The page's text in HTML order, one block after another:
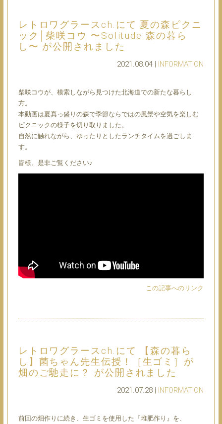
レトロワグラースch.にて 夏の森ピクニ
ック│柴咲コウ 〜Solitude 森の暮ら
し〜 が公開されました
2021.08.04 | INFORMATION
柴咲コウが、模索しながら見つけた北海道での新たな暮らし
方。
本動画は夏真っ盛りの森で季節ならではの風景や空気を楽しむ
ピクニックの様子を切り取りました。
自然に触れながら、ゆったりとしたランチタイムを過ごしま
す。
皆様、是非ご覧ください♪
この記事へのリンク
レトロワグラースch.にて 【森の暮ら
し】菌ちゃん先生伝授！［生ゴミ］が
畑のご馳走に？ が公開されました
2021.07.28 | INFORMATION
前回の畑作りに続き、生ゴミを使用した『堆肥作り』を、